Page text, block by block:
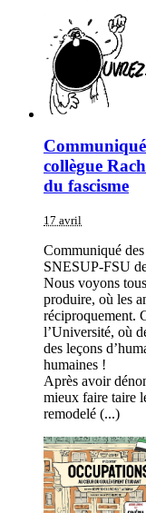
collègue
du fascisme
17 avril
Communiqué
SNESUP-FSU
Nous voyons
produire, où les
réciproquement.
l’Université, où
des leçons
humaines !
Après avoir
mieux faire taire
remodelé (...)